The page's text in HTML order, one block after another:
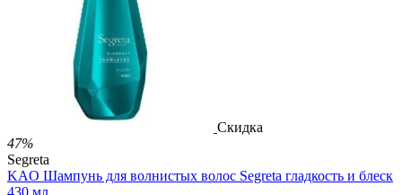
47 баллов
1 212.00
Р
за 1.00 мл

Скидка
47%
Segreta
KAO Шампунь для волнистых волос Segreta гладкость и блеск